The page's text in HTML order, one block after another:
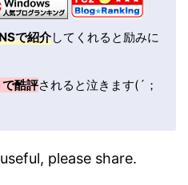
で紹介してくれると励みに
酷評されると泣きます(´；
please share.